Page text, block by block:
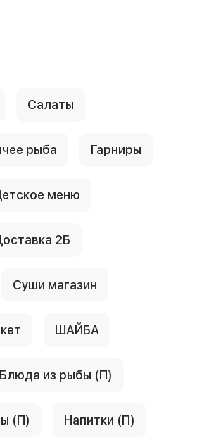
Салаты
рыба Гарниры
меню
2Б
Суши магазин
ШАЙБА
Блюда из рыбы (П)
(П) Напитки (П)